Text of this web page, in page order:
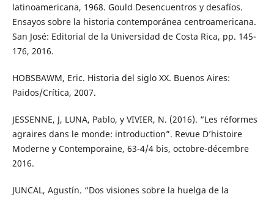
latinoamericana, 1968. Gould Desencuentros y desafíos.
Ensayos sobre la historia contemporánea centroamericana.
San José: Editorial de la Universidad de Costa Rica, pp. 145-
176, 2016.
HOBSBAWM, Eric. Historia del siglo XX. Buenos Aires:
Paidos/Crítica, 2007.
JESSENNE, J, LUNA, Pablo, y VIVIER, N. (2016). “Les réformes
agraires dans le monde: introduction”. Revue D’histoire
Moderne y Contemporaine, 63-4/4 bis, octobre-décembre
2016.
JUNCAL, Agustín. “Dos visiones sobre la huelga de la